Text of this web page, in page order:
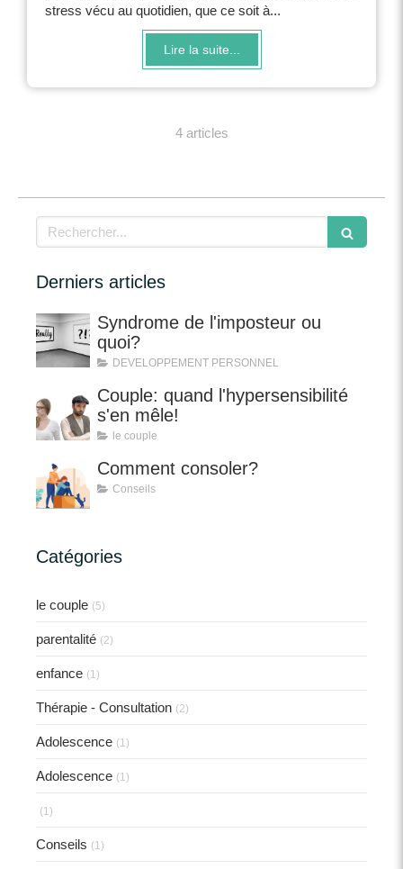
stress vécu au quotidien, que ce soit à...
Lire la suite...
4 articles
Rechercher
Derniers articles
Syndrome de l'imposteur ou
quoi?
DEVELOPPEMENT PERSONNEL
Couple: quand l'hypersensibilité
s'en mêle!
le couple
Comment consoler?
Conseils
Catégories
le couple (5)
parentalité (2)
enfance (1)
Thérapie - Consultation (2)
Adolescence (1)
Adolescence (1)
(1)
Conseils (1)